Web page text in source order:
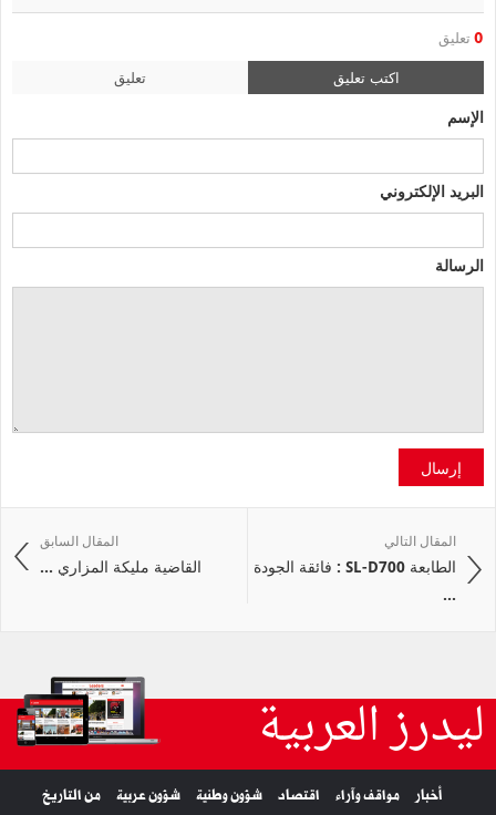
0 تعليق
اكتب تعليق تعليق
الإسم
البريد الإلكتروني
الرسالة
إرسال
المقال السابق
القاضية مليكة المزاري ...
المقال التالي
الطابعة SL-D700 : فائقة الجودة
...
ليدرز العربية
أخبار مواقف وآراء اقتصاد شؤون وطنية شؤون عربية من التاريخ